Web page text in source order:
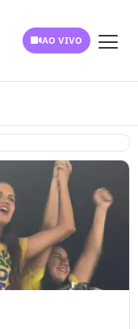
AO VIVO